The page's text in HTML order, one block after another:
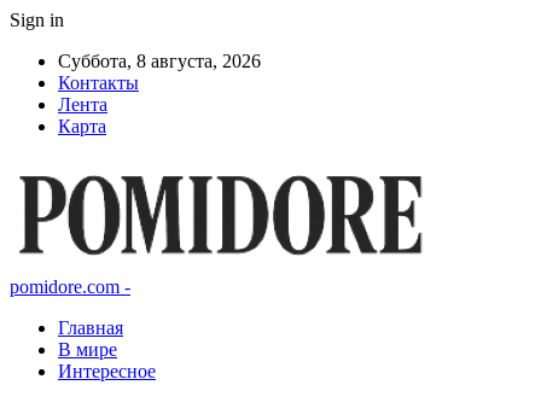
Sign in
Суббота, 8 августа, 2026
Контакты
Лента
Карта
pomidore.com -
Главная
В мире
Интересное